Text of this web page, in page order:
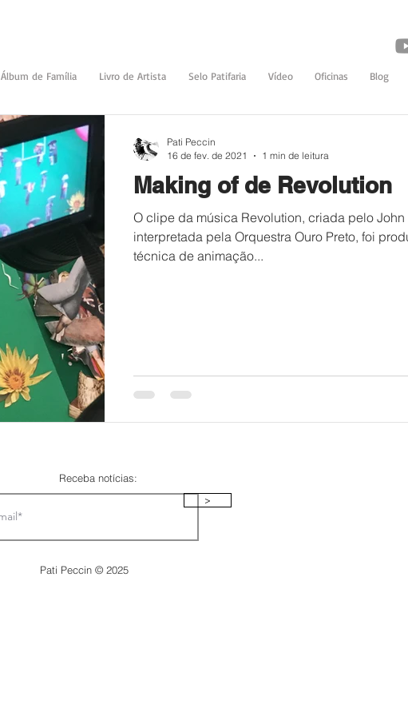
Álbum de Família Livro de Artista Selo Patifaria Vídeo Oficinas Blog
Making of de Revolution
O clipe da música Revolution, criada pelo John
interpretada pela Orquestra Ouro Preto, foi
técnica de animação...
Pati Peccin
16 de fev. de 2021
1 min de leitura
Receba notícias:
>
Pati Peccin © 2025